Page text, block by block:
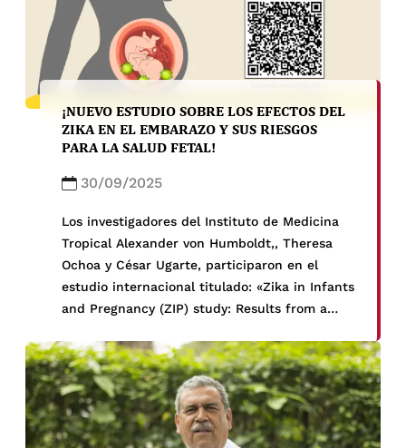
¡NUEVO ESTUDIO SOBRE LOS EFECTOS DEL
ZIKA EN EL EMBARAZO Y SUS RIESGOS
PARA LA SALUD FETAL!
30/09/2025
Los investigadores del Instituto de Medicina
Tropical Alexander von Humboldt,, Theresa
Ochoa y César Ugarte, participaron en el
estudio internacional titulado: «Zika in Infants
and Pregnancy (ZIP) study: Results from a
prenatal Zika virus infection and adverse fetal
and infant outcomes». El estudio refuerza la
necesidad de continuar con investigaciones
exhaustivas y políticas públicas que protejan
a las mujeres embarazadas en regiones